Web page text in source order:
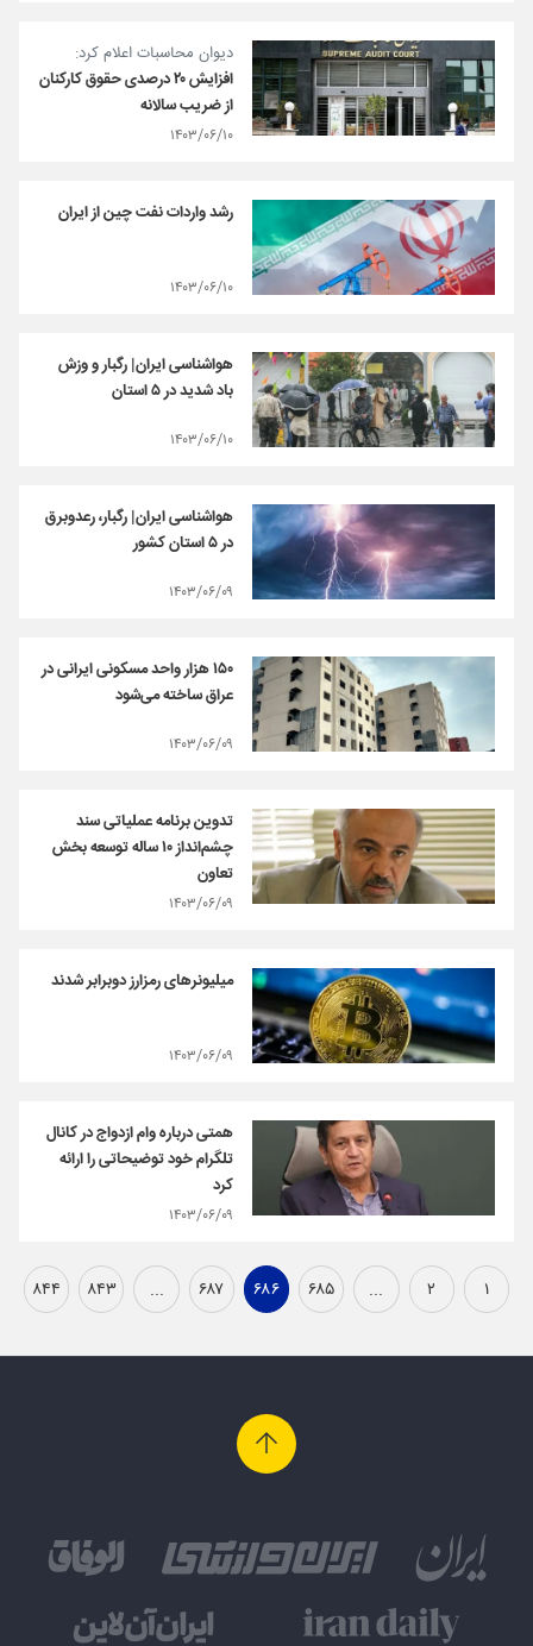
دیوان محاسبات اعلام کرد:
افزایش ۲۰ درصدی حقوق کارکنان
از ضریب سالانه
۱۴۰۳/۰۶/۱۰
رشد واردات نفت چین از ایران
۱۴۰۳/۰۶/۱۰
هواشناسی ایران| رگبار و وزش
باد شدید در ۵ استان
۱۴۰۳/۰۶/۱۰
هواشناسی ایران|‌ رگبار، رعدوبرق
در ۵ استان کشور
۱۴۰۳/۰۶/۰۹
۱۵۰ هزار واحد مسکونی ایرانی در
عراق ساخته می‌شود
۱۴۰۳/۰۶/۰۹
تدوین برنامه عملیاتی سند
چشم‌انداز ۱۰ ساله توسعه بخش
تعاون
۱۴۰۳/۰۶/۰۹
میلیونرهای رمزارز دوبرابر شدند
۱۴۰۳/۰۶/۰۹
همتی درباره وام ازدواج در کانال
تلگرام خود توضیحاتی را ارائه
کرد
۱۴۰۳/۰۶/۰۹
۱ ۲ ... ۶۸۵ ۶۸۶ ۶۸۷ ... ۸۴۳ ۸۴۴